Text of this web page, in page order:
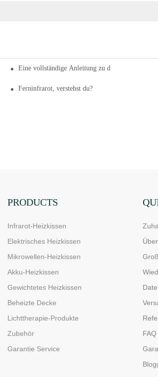
Eine vollständige Anleitung zu den
Ferninfrarot, verstehst du?
PRODUCTS
Infrarot-Heizkissen
Elektrisches Heizkissen
Mikrowellen-Heizkissen
Akku-Heizkissen
Gewichtetes Heizkissen
Beheizte Decke
Lichttherapie-Produkte
Zubehör
Garantie Service
FAQ